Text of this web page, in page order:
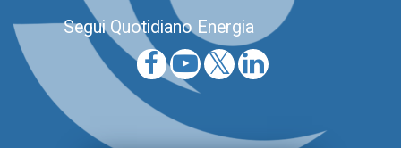
Segui Quotidiano Energia